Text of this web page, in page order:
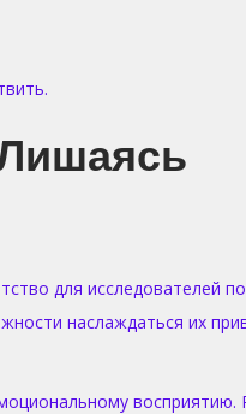
для исследователей
наслаждаться их
восприятию.